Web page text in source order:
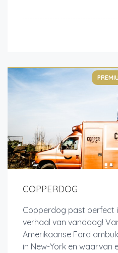
COPPERDOG
Copperdog past perfect
verhaal van vandaag!
Amerikaanse Ford
in New-York en waarvan